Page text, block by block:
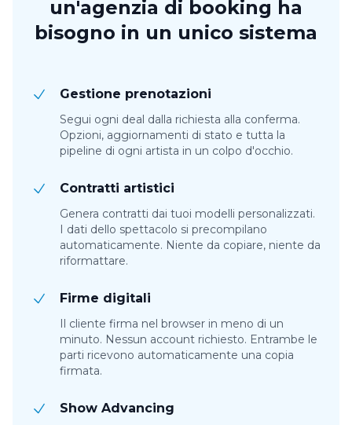
un'agenzia di booking ha
bisogno in un unico sistema
Gestione prenotazioni
Segui ogni deal dalla richiesta alla conferma.
Opzioni, aggiornamenti di stato e tutta la
pipeline di ogni artista in un colpo d'occhio.
Contratti artistici
Genera contratti dai tuoi modelli personalizzati.
I dati dello spettacolo si precompilano
automaticamente. Niente da copiare, niente da
riformattare.
Firme digitali
Il cliente firma nel browser in meno di un
minuto. Nessun account richiesto. Entrambe le
parti ricevono automaticamente una copia
firmata.
Show Advancing